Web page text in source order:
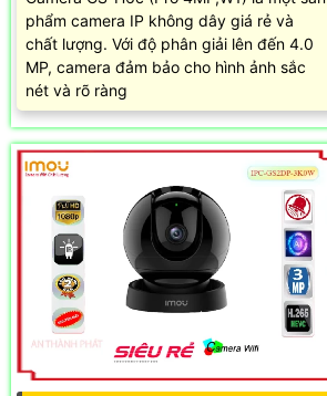
phẩm camera IP không dây giá rẻ và
chất lượng. Với độ phân giải lên đến 4.0
MP, camera đảm bảo cho hình ảnh sắc
nét và rõ ràng